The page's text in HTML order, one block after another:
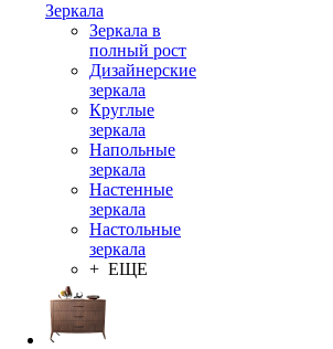
Зеркала
Зеркала в
полный рост
Дизайнерские
зеркала
Круглые
зеркала
Напольные
зеркала
Настенные
зеркала
Настольные
зеркала
+ ЕЩЕ